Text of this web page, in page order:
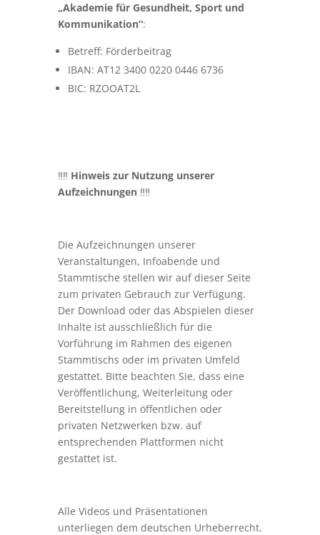
„Akademie für Gesundheit, Sport und
Kommunikation“:
Betreff: Förderbeitrag
IBAN: AT12 3400 0220 0446 6736
BIC: RZOOAT2L
‼️‼️ Hinweis zur Nutzung unserer
Aufzeichnungen ‼️‼️
Die Aufzeichnungen unserer
Veranstaltungen, Infoabende und
Stammtische stellen wir auf dieser Seite
zum privaten Gebrauch zur Verfügung.
Der Download oder das Abspielen dieser
Inhalte ist ausschließlich für die
Vorführung im Rahmen des eigenen
Stammtischs oder im privaten Umfeld
gestattet. Bitte beachten Sie, dass eine
Veröffentlichung, Weiterleitung oder
Bereitstellung in öffentlichen oder
privaten Netzwerken bzw. auf
entsprechenden Plattformen nicht
gestattet ist.
Alle Videos und Präsentationen
unterliegen dem deutschen Urheberrecht.